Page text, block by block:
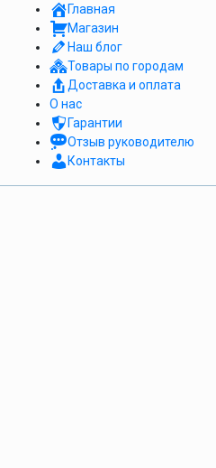
Главная
Магазин
Наш блог
Товары по городам
Доставка и оплата
О нас
Гарантии
Отзыв руководителю
Контакты